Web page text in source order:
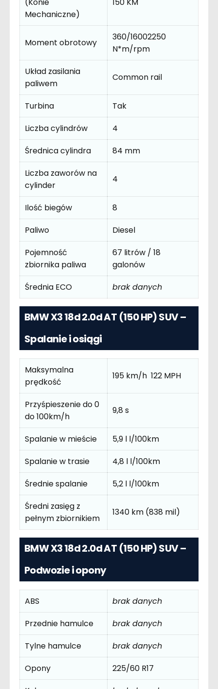
Mechaniczne)
Moment obrotowy
360/16002250
N*m/rpm
Układ zasilania
paliwem
Common rail
Turbina
Tak
Liczba cylindrów
4
Średnica cylindra
84 mm
Liczba zaworów na
cylinder
4
Ilość biegów
8
Paliwo
Diesel
Pojemność
zbiornika paliwa
67 litrów / 18
galonów
Średnia ECO
brak danych
BMW X3 18d 2.0d AT (150 HP) SUV –
Spalanie i osiągi
Maksymalna
prędkość
195 km/h 122 MPH
Przyśpieszenie do 0
do 100km/h
9,8 s
Spalanie w mieście
5,9 l l/100km
Spalanie w trasie
4,8 l l/100km
Średnie spalanie
5,2 l l/100km
Średni zasięg z
pełnym zbiornikiem
1340 km (838 mil)
BMW X3 18d 2.0d AT (150 HP) SUV –
Podwozie i opony
ABS
brak danych
Przednie hamulce
brak danych
Tylne hamulce
brak danych
Opony
225/60 R17